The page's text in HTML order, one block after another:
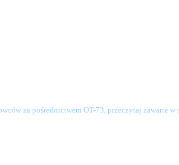
za pośrednictwem OT-73, przeczytaj